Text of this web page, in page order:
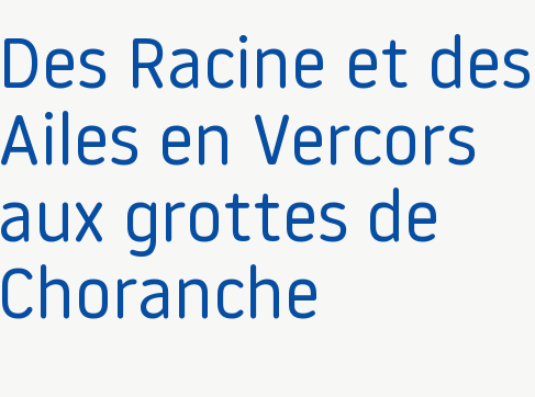
Des Racine et des
Ailes en Vercors
aux grottes de
Choranche